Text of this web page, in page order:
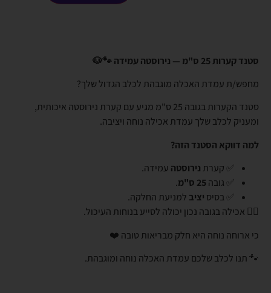
סטנד קערות 25 ס"מ — נירוסטה עמידה 🐾🐶
מחפש/ת עמדת האכלה מוגבהת לכלב הגדול שלך?
סטנד הקערות בגובה 25 ס"מ מגיע עם קערת נירוסטה איכותית,
ומעניק לכלב שלך עמדת אכילה נוחה ויציבה.
למה דווקא הסטנד הזה?
✅ קערת נירוסטה עמידה.
✅ גובה 25 ס"מ
.
✅ בסיס יציב למניעת החלקה.
👈🏼 אכילה בגובה נכון יכולה לסייע בנוחות העיכול.
כי ארוחה נוחה היא חלק מבריאות טובה ❤️
🐾 תנו לכלב שלכם עמדת האכלה נוחה ומוגבהת.